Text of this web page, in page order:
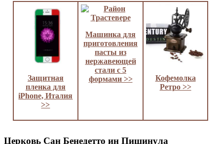
Защитная
пленка для
iPhone, Италия
>>
Машинка для
приготовления
пасты из
нержавеющей
стали с 5
формами >>
Кофемолка
Ретро >>
Previous
Next
Церковь Сан Бенедетто ин Пишинула